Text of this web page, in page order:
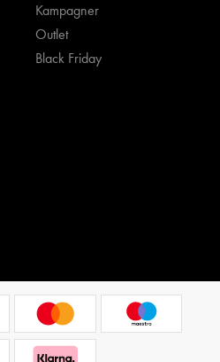
Kampagner
Outlet
Black Friday